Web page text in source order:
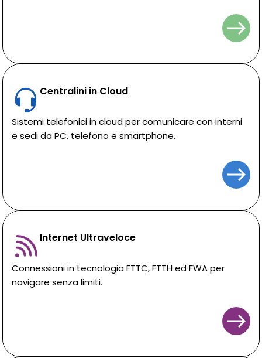
Centralini in Cloud
Sistemi telefonici in cloud per comunicare con interni
e sedi da PC, telefono e smartphone.
Internet Ultraveloce
Connessioni in tecnologia FTTC, FTTH ed FWA per
navigare senza limiti.